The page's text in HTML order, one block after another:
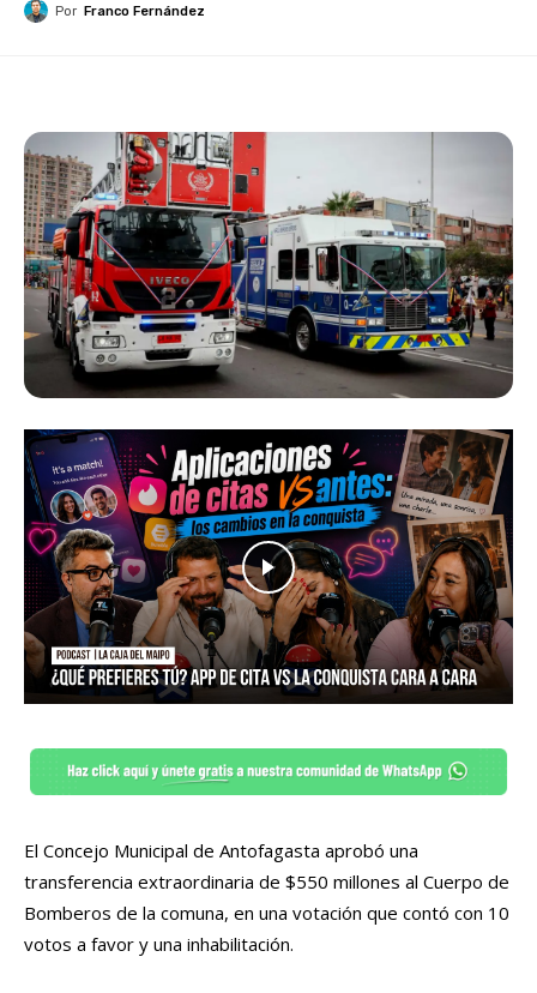
Por Franco Fernández
El Concejo Municipal de Antofagasta aprobó una
transferencia extraordinaria de $550 millones al Cuerpo de
Bomberos de la comuna, en una votación que contó con 10
votos a favor y una inhabilitación.